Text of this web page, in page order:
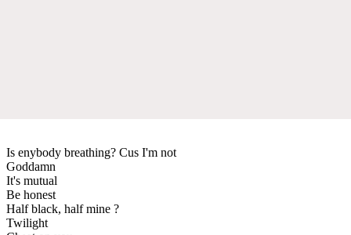
Is enybody breathing? Cus I'm not
Goddamn
It's mutual
Be honest
Half black, half mine ?
Twilight